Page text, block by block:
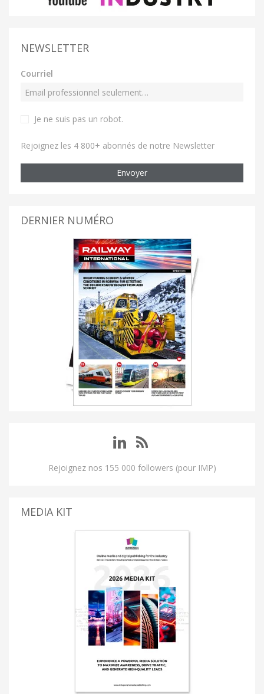
NEWSLETTER
Courriel
Je ne suis pas un robot.
Rejoignez les 4 800+ abonnés de notre Newsletter
Envoyer
DERNIER NUMÉRO
Rejoignez nos 155 000 followers (pour IMP)
MEDIA KIT